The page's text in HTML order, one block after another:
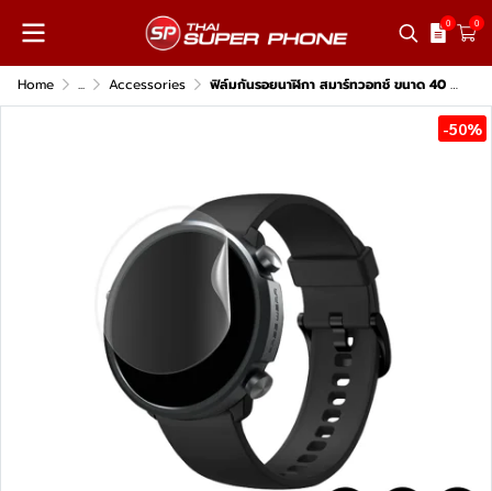
0 0
Home ... Accessories ฟิล์มกันรอยนาฬิกา สมาร์ทวอทช์ ขนาด 40 มม.
-50%